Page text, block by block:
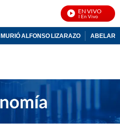
EN VIVO
MURIÓ ALFONSO LIZARAZO